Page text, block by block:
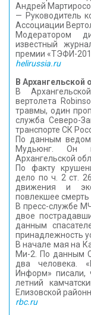
Андрей
— Руководитель
Ассоциации
Модератором
известный
премии «ТЭФИ-
helirussia.ru
В Архангельской
В
вертолета
травмы, один
служба Северо-
транспорте СК
По данным
Мудьюнг. Он
Архангельской
По факту
дело по ч. 2 ст.
движения и
повлекшее смерть
В пресс-службе
двое
данным
принадлежность
В начале мая на
Ми-2. По данным
два человека.
Информ» писали,
летний
Елизовской
rbc.ru